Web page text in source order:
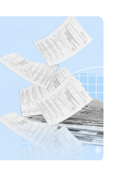
нараховані
окремий